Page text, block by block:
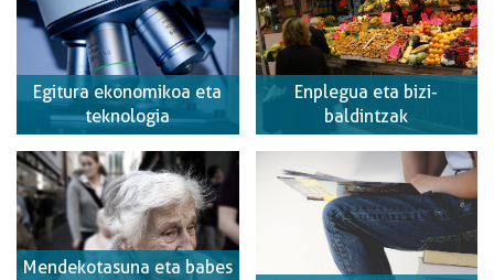
Egitura ekonomikoa eta
teknologia
Enplegua eta bizi-
baldintzak
Mendekotasuna eta babes